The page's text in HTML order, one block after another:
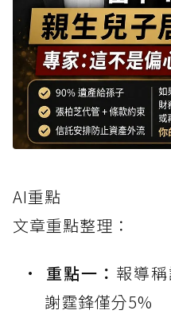
AI重點
文章重點整理：
重點一： 報導
謝霆鋒僅分5%